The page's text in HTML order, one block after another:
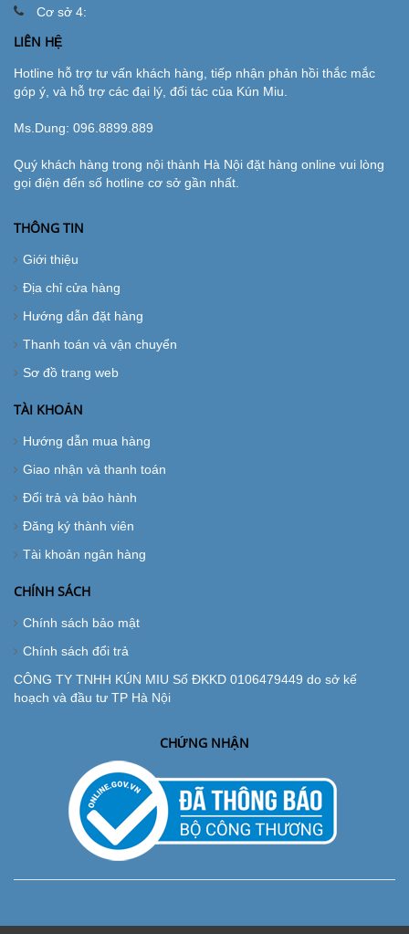
Cơ sở 4:
LIÊN HỆ
Hotline hỗ trợ tư vấn khách hàng, tiếp nhận phản hồi thắc mắc
góp ý, và hỗ trợ các đại lý, đối tác của Kún Miu.
Ms.Dung: 096.8899.889
Quý khách hàng trong nội thành Hà Nội đặt hàng online vui lòng
gọi điện đến số hotline cơ sở gần nhất.
THÔNG TIN
Giới thiệu
Địa chỉ cửa hàng
Hướng dẫn đặt hàng
Thanh toán và vận chuyển
Sơ đồ trang web
TÀI KHOẢN
Hướng dẫn mua hàng
Giao nhận và thanh toán
Đổi trả và bảo hành
Đăng ký thành viên
Tài khoản ngân hàng
CHÍNH SÁCH
Chính sách bảo mật
Chính sách đổi trả
CÔNG TY TNHH KÚN MIU Số ĐKKD 0106479449 do sở kế
hoạch và đầu tư TP Hà Nội
CHỨNG NHẬN